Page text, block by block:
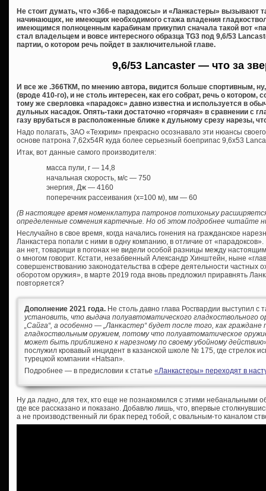
Не стоит думать, что «366-е парадоксы» и «Ланкастеры» вызывают
начинающих, не имеющих необходимого стажа владения
имеющимся полноценным карабинам прикупил сначала такой вот
стал владельцем и вовсе интересного образца TG3 под 9,6/53
партии, о котором речь пойдет в заключительной главе.
9,6/53 Lancaster — что за
И все же .366ТКМ, по мнению автора, видится больше спортивным,
(вроде 410-го), и не столь интересен, как его собрат, речь о котором,
тому же сверловка «парадокс» давно известна и используется в
дульных насадок. Опять-таки достаточно «горячая» в сравнении с
газу врубаться в расположенные ближе к дульному срезу нарезы,
Надо полагать, ЗАО «Техкрим» прекрасно осознавало эти нюансы
основе патрона 7,62х54R куда более серьезный боеприпас 9,6х53
Итак, вот данные самого производителя:
масса пули, г — 14,8
начальная скорость, м/с — 750
энергия, Дж — 4160
поперечник рассеивания (х=100 м), мм — 60
(В настоящее время номенклатура патронов потихоньку
определенные сомнения картечные. Но об этом подробнее читайте
Неслучайно в свое время, когда начались гонения на гражданское
Ланкастера попали с ними в одну компанию, в отличие от
ан нет, товарищи в погонах не видели особой разницы между
о многом говорит. Кстати, незабвенный Александр Хинштейн, ныне
совершенствованию законодательства в сфере деятельности частных
оборотом оружия», в марте 2019 года вновь предложил приравнять
повторяется?
Дополнение 2021 года. Не столь давно глава Росгвардии выступил с
установить, что выдача полуавтоматического гладкоствольного
„Сайга“, а особенно — „Ланкастер“ будет после того, как
гладкоствольным оружием, потому что полуавтоматическое
может быть приближено к нарезному по своему убойному действию
послужил кровавый инцидент в казанской школе № 175, где стрелок
турецкой компании «Hatsan».
Подробнее — в предисловии к статье «Ланкастеры» переходят в
Ну да ладно, для тех, кто еще не познакомился с этими небанальными
где все рассказано и показано. Добавлю лишь, что, впервые
а не производственный ли брак перед тобой, с овальным-то каналом